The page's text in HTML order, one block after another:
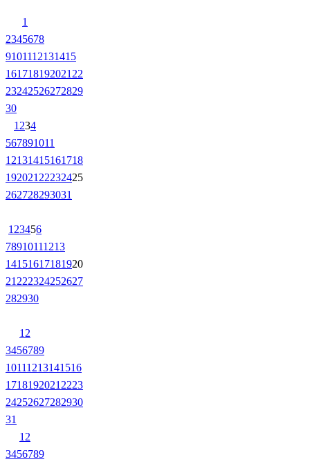
1
2345678
9101112131415
161718192021 22
23242526272829
30
1 234
567891011
12131415161718
192021 22232425
262728293031
1 23456
78910111213
14151617181920
21 222324252627
282930
1 2
3456789
10111213141516
1718192021 2223
24252627282930
31
1 2
3456789